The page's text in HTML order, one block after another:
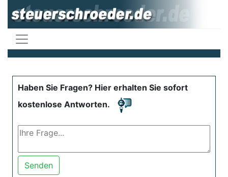
Haben Sie Fragen? Hier erhalten Sie sofort
kostenlose Antworten.
Senden